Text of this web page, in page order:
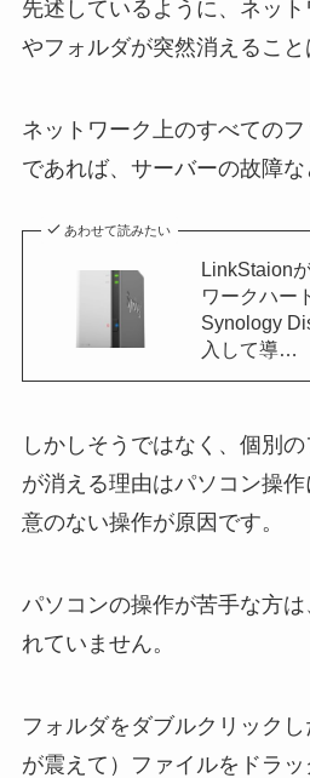
先述しているように、ネッ
やフォルダが突然消えること
ネットワーク上のすべての
であれば、サーバーの故障な
あわせて読みたい
LinkStaion
ワークハー
Synology
入して導…
しかしそうではなく、個別
が消える理由はパソコン操
意のない操作が原因です。
パソコンの操作が苦手な方
れていません。
フォルダをダブルクリック
が震えて）ファイルをドラ